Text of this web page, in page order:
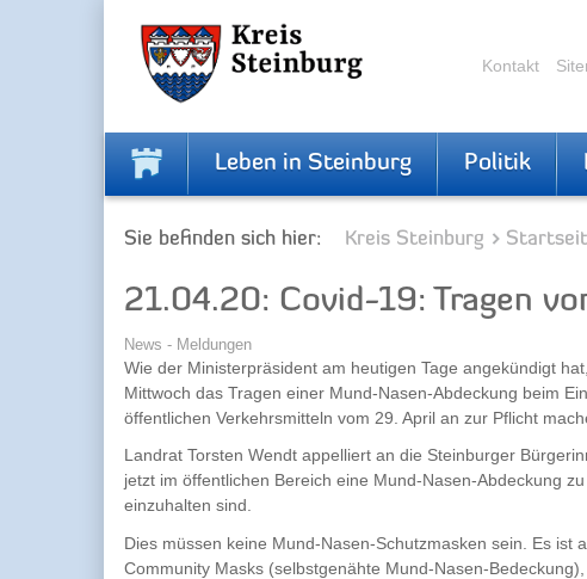
Kontakt
Leben in Steinburg Politik
Sie befinden sich hier: Kreis Steinburg
21.04.20: Covid-19: Tragen
News - Meldungen
Wie der Ministerpräsident am heutigen Tage angekündigt
Mittwoch das Tragen einer Mund-Nasen-Abdeckung beim
öffentlichen Verkehrsmitteln vom 29. April an zur Pflicht
Landrat Torsten Wendt appelliert an die Steinburger
jetzt im öffentlichen Bereich eine Mund-Nasen-Abdeckung
einzuhalten sind.
Dies müssen keine Mund-Nasen-Schutzmasken sein. Es ist
Community Masks (selbstgenähte Mund-Nasen-